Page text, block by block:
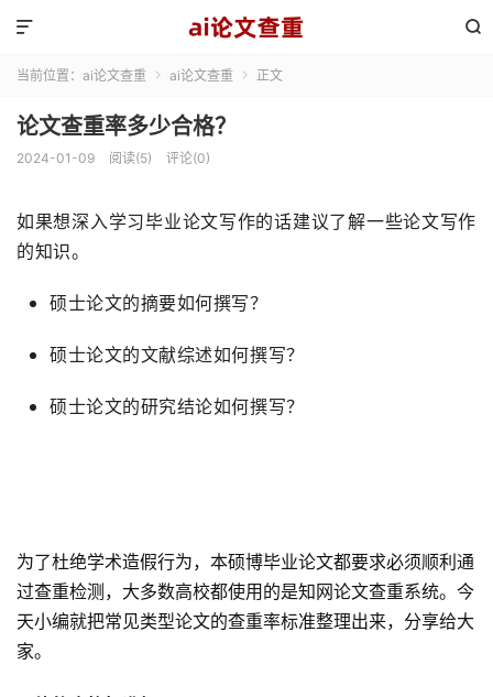


当前位置： ai论文查重  ai论文查重  正文
论文查重率多少合格？
2024-01-09 阅读(5) 评论(0)
如果想深入学习毕业论文写作的话建议了解一些论文写作
的知识。
硕士论文的摘要如何撰写？
硕士论文的文献综述如何撰写？
硕士论文的研究结论如何撰写？
为了杜绝学术造假行为，本硕博毕业论文都要求必须顺利通
过查重检测，大多数高校都使用的是知网论文查重系统。今
天小编就把常见类型论文的查重率标准整理出来，分享给大
家。